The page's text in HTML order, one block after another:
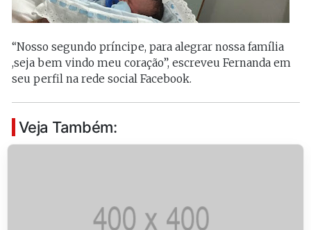
“Nosso segundo príncipe, para alegrar nossa família
,seja bem vindo meu coração”, escreveu Fernanda em
seu perfil na rede social Facebook.
Veja Também: